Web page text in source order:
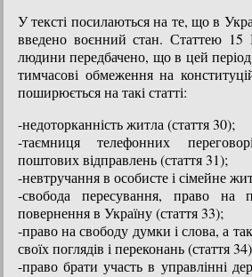
У тексті посилаються на те, що в
введено воєнний стан. Статтею 15
людини передбачено, що в цей
тимчасові обмеження на
поширюється на такі статті:
-недоторканність житла (стаття 30);
-таємниця телефонних
поштових відправлень (стаття 31);
-невтручання в особисте і сімейне
-свобода пересування, право на
повернення в Україну (стаття 33);
-право на свободу думки і слова, а
своїх поглядів і переконань (стаття
-право брати участь в управлінні